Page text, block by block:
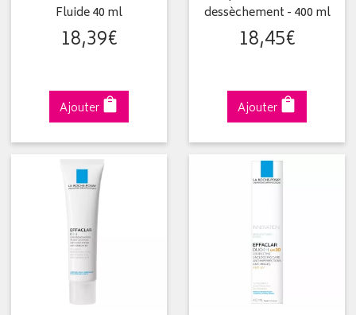
Fluide 40 ml
18,39€
Ajouter
dessèchement - 400 ml
18,45€
Ajouter